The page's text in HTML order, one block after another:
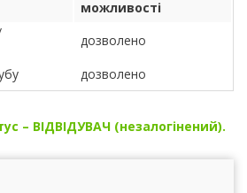
можливості
дозволено
дозволено
– ВІДВІДУВАЧ (незалогінений).